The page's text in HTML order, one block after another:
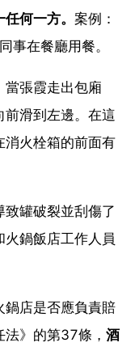
何一方。 案例：
事在餐廳用餐。
當張霞走出包廂
前滑到左邊。在這
消火栓箱的前面有
罐破裂並刮傷了
鍋飯店工作人員
鍋店是否應負責賠
》的第37條， 酒